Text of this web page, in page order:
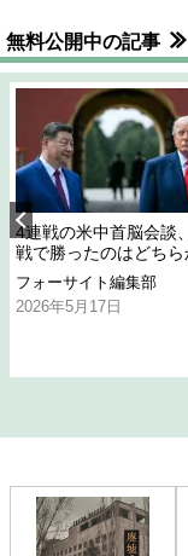
無料公開中の記事
4連戦の米中首脳会談
戦で勝ったのはどちら
フォーサイト編集部
2026年5月17日